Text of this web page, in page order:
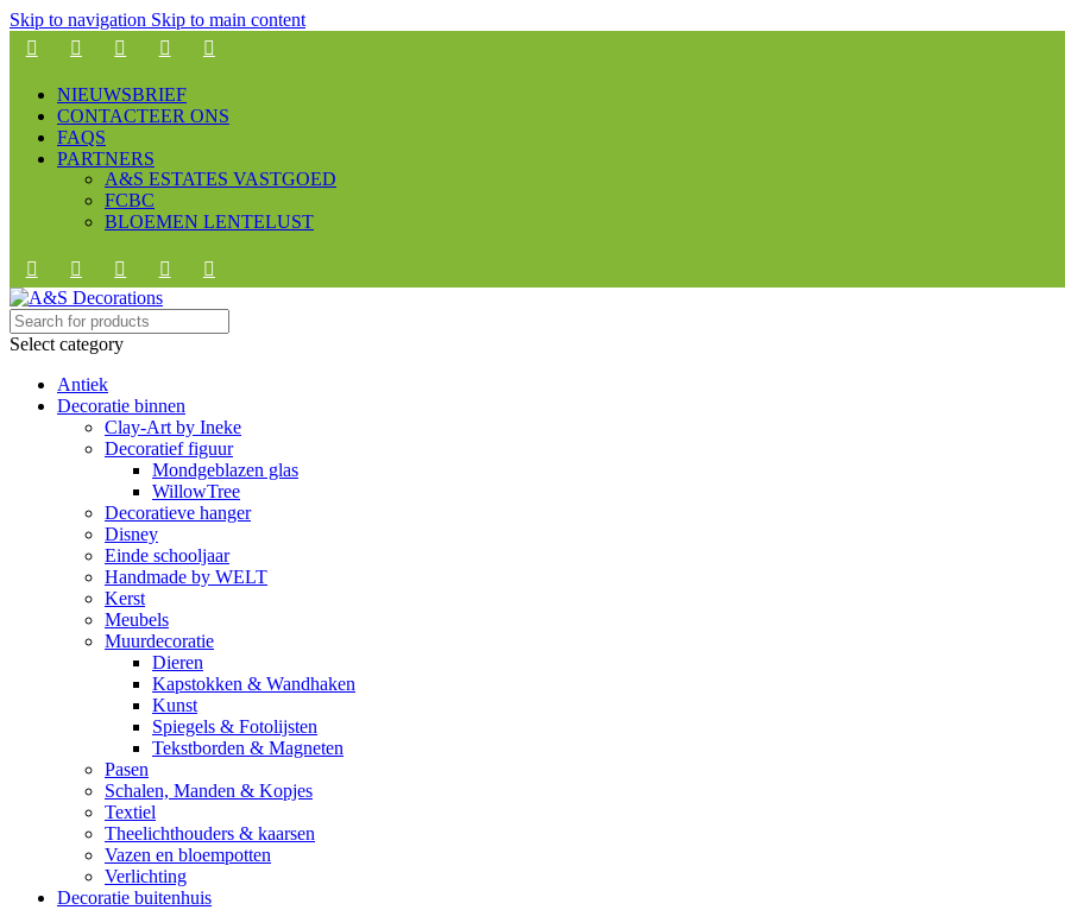
Skip to navigation Skip to main content
NIEUWSBRIEF
CONTACTEER ONS
FAQS
PARTNERS
A&S ESTATES VASTGOED
FCBC
BLOEMEN LENTELUST
Select category
Antiek
Decoratie binnen
Clay-Art by Ineke
Decoratief figuur
Mondgeblazen glas
WillowTree
Decoratieve hanger
Disney
Einde schooljaar
Handmade by WELT
Kerst
Meubels
Muurdecoratie
Dieren
Kapstokken & Wandhaken
Kunst
Spiegels & Fotolijsten
Tekstborden & Magneten
Pasen
Schalen, Manden & Kopjes
Textiel
Theelichthouders & kaarsen
Vazen en bloempotten
Verlichting
Decoratie buitenhuis